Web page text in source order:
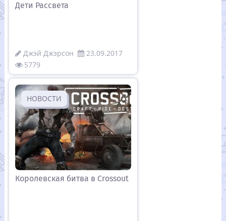
Дети Рассвета
Джэй Джэрсон
23.09.2017
5779
НОВОСТИ
Королевская битва в Crossout